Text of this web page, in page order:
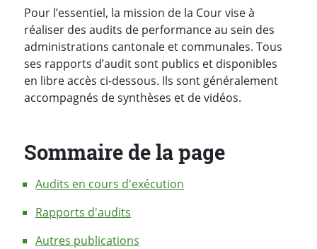
Pour l’essentiel, la mission de la Cour vise à
réaliser des audits de performance au sein des
administrations cantonale et communales. Tous
ses rapports d’audit sont publics et disponibles
en libre accès ci-dessous. Ils sont généralement
accompagnés de synthèses et de vidéos.
Sommaire de la page
Audits en cours d'exécution
Rapports d'audits
Autres publications